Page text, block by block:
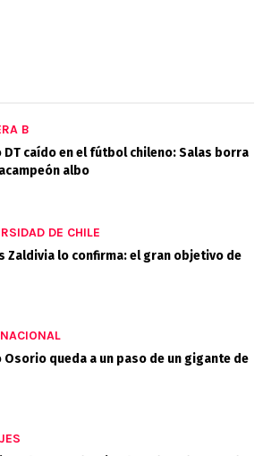
B
DT caído en el fútbol chileno: Salas borra
albo
DE CHILE
Zaldivia lo confirma: el gran objetivo de
Osorio queda a un paso de un gigante de